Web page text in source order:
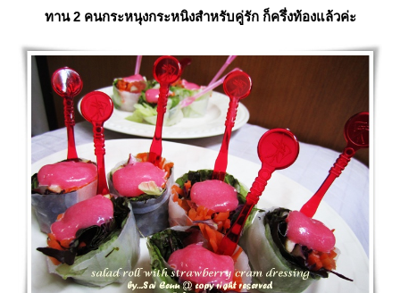
ทาน 2 คนกระหนุงกระหนิงสำหรับคู่รัก ก็ครึ่งท้องแล้วค่ะ